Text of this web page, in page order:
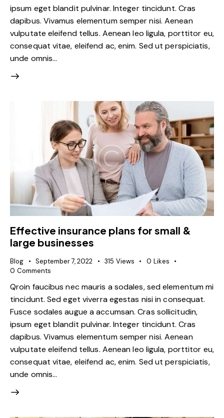
ipsum eget blandit pulvinar. Integer tincidunt. Cras
dapibus. Vivamus elementum semper nisi. Aenean
vulputate eleifend tellus. Aenean leo ligula, porttitor eu,
consequat vitae, eleifend ac, enim. Sed ut perspiciatis,
unde omnis…
Effective insurance plans for small &
large businesses
Blog September 7, 2022 315 Views 0 Likes
0 Comments
Qroin faucibus nec mauris a sodales, sed elementum mi
tincidunt. Sed eget viverra egestas nisi in consequat.
Fusce sodales augue a accumsan. Cras sollicitudin,
ipsum eget blandit pulvinar. Integer tincidunt. Cras
dapibus. Vivamus elementum semper nisi. Aenean
vulputate eleifend tellus. Aenean leo ligula, porttitor eu,
consequat vitae, eleifend ac, enim. Sed ut perspiciatis,
unde omnis…